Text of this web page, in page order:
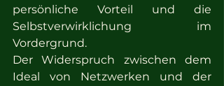
persönliche Vorteil und die
Selbstverwirklichung im
Vordergrund.
Der Widerspruch zwischen dem
Ideal von Netzwerken und der